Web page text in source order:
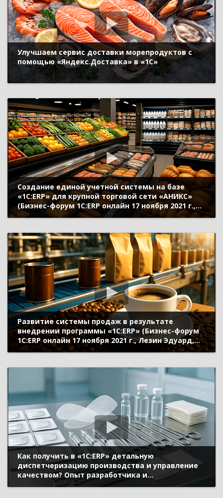
Улучшаем сервис доставки морепродуктов с
помощью «Яндекс.Доставка» в «1С»
Создание единой учетной системы на базе
«1С:ERP» для крупной торговой сети «АНИКС»
(Бизнес-форум 1С:ERP онлайн 17 ноября 2021 г.,
Часовских Оксана, ТД «АНИКС»)
Развитие системы продаж в результате
внедрении программы «1С:ERP» (Бизнес-форум
1С:ERP онлайн 17 ноября 2021 г., Лезин Эдуард,
«1С»)
Как получить в «1С:ERP» детальную
диспетчеризацию производства и управление
качеством? Опыт разработчика и
производителя хирургических материалов –